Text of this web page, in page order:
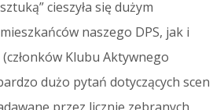
cieszyła się dużym
naszego DPS, jak i
Klubu Aktywnego
dużo pytań dotyczących scen